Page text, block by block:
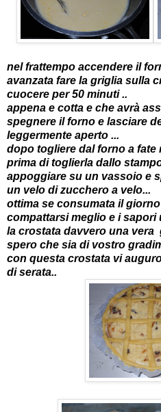
nel frattempo accendere il
avanzata fare la griglia sulla
cuocere per 50 minuti ..
appena e cotta e che avrà
spegnere il forno e lasciare
leggermente aperto ...
dopo togliere dal forno a fate
prima di toglierla dallo
appoggiare su un vassoio e
un velo di zucchero a velo...
ottima se consumata il
compattarsi meglio e i sapori
la crostata davvero una vera
spero che sia di vostro
con questa crostata vi
di serata..